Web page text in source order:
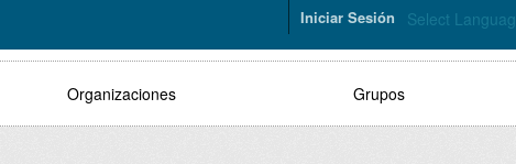
Select
Iniciar Sesión
Organizaciones Grupos